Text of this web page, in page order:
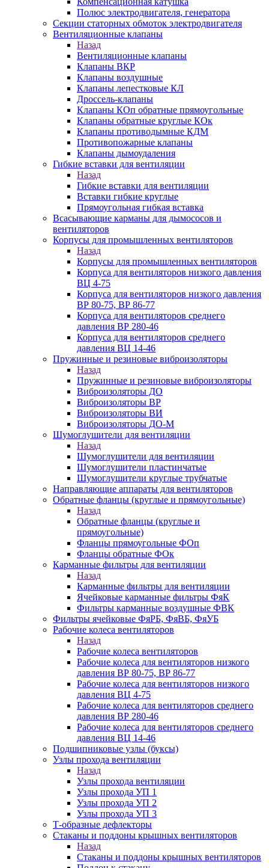
Полюс электродвигателя, генератора
Секции статорных обмоток электродвигателя
Вентиляционные клапаны
Назад
Вентиляционные клапаны
Клапаны ВКР
Клапаны воздушные
Клапаны лепестковые КЛ
Дроссель-клапаны
Клапаны КОп обратные прямоугольные
Клапаны обратные круглые КОк
Клапаны противодымные КДМ
Противопожарные клапаны
Клапаны дымоудаления
Гибкие вставки для вентиляции
Назад
Гибкие вставки для вентиляции
Вставки гибкие круглые
Прямоугольная гибкая вставка
Всасывающие карманы для дымососов и
вентиляторов
Корпусы для промышленных вентиляторов
Назад
Корпусы для промышленных вентиляторов
Корпуса для вентиляторов низкого давления
ВЦ 4-75
Корпуса для вентиляторов низкого давления
ВР 80-75, ВР 86-77
Корпуса для вентиляторов среднего
давления ВР 280-46
Корпуса для вентиляторов среднего
давления ВЦ 14-46
Пружинные и резиновые виброизоляторы
Назад
Пружинные и резиновые виброизоляторы
Виброизоляторы ДО
Виброизоляторы ВР
Виброизоляторы ВИ
Виброизоляторы ДО-М
Шумоглушители для вентиляции
Назад
Шумоглушители для вентиляции
Шумоглушители пластинчатые
Шумоглушители круглые трубчатые
Направляющие аппараты для вентиляторов
Обратные фланцы (круглые и прямоугольные)
Назад
Обратные фланцы (круглые и
прямоугольные)
Фланцы прямоугольные ФОп
Фланцы обратные ФОк
Карманные фильтры для вентиляции
Назад
Карманные фильтры для вентиляции
Ячейковые карманные фильтры ФяК
Фильтры карманные воздушные ФВК
Фильтры ячейковые ФяРБ, ФяВБ, ФяУБ
Рабочие колеса вентиляторов
Назад
Рабочие колеса вентиляторов
Рабочие колеса для вентиляторов низкого
давления ВР 80-75, ВР 86-77
Рабочие колеса для вентиляторов низкого
давления ВЦ 4-75
Рабочие колеса для вентиляторов среднего
давления ВР 280-46
Рабочие колеса для вентиляторов среднего
давления ВЦ 14-46
Подшипниковые узлы (буксы)
Узлы прохода вентиляции
Назад
Узлы прохода вентиляции
Узлы прохода УП 1
Узлы прохода УП 2
Узлы прохода УП 3
Т-образные дефлекторы
Стаканы и поддоны крышных вентиляторов
Назад
Стаканы и поддоны крышных вентиляторов